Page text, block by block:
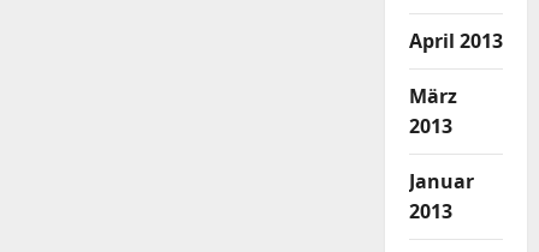
April 2013
März
2013
Januar
2013